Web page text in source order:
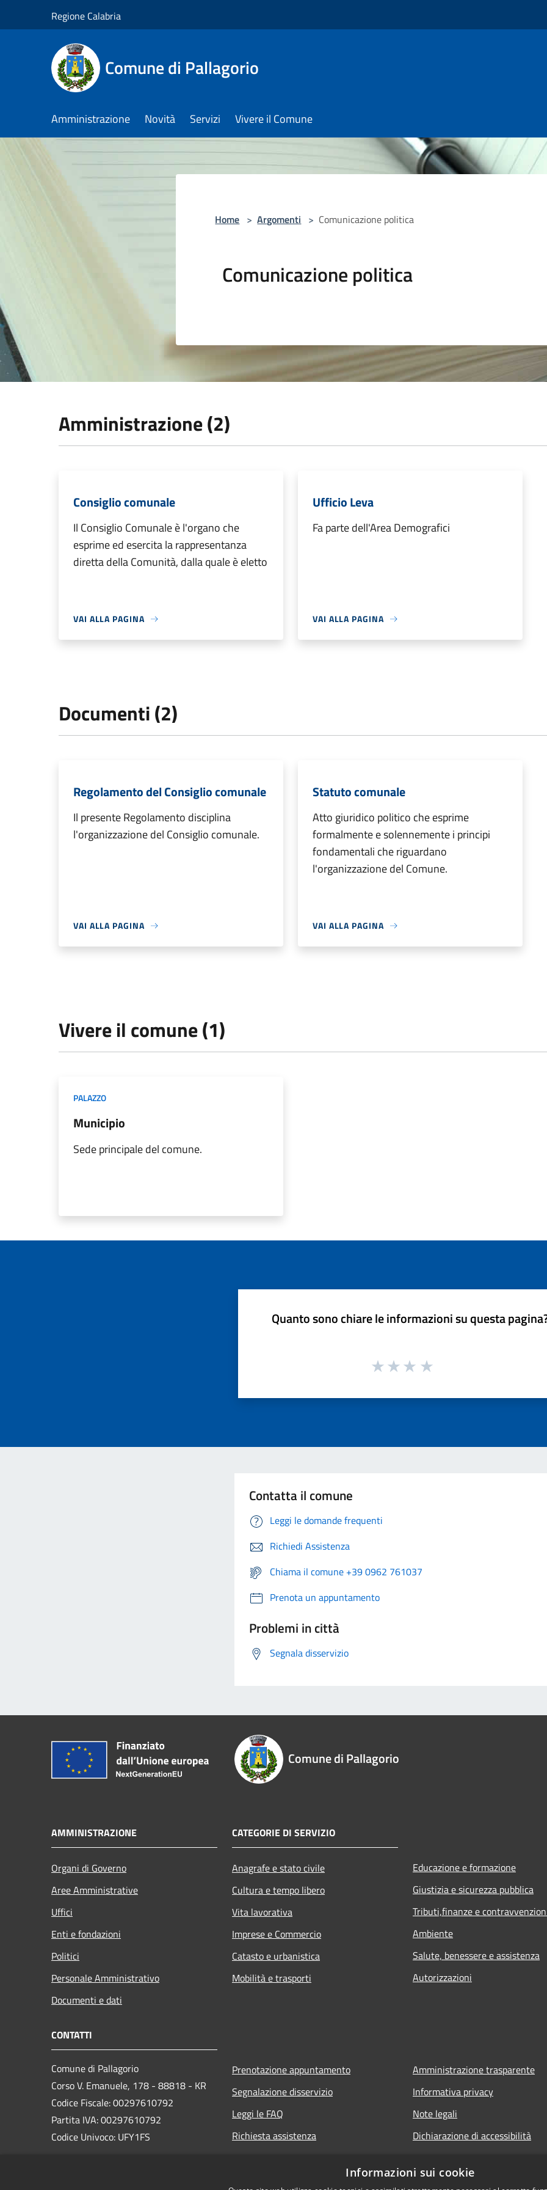
Regione Calabria
Comune di Pallagorio
Amministrazione Novità Servizi Vivere il Comune
Home > Argomenti > Comunicazione politica
Comunicazione politica
Amministrazione (2)
Consiglio comunale
Il Consiglio Comunale è l'organo che
esprime ed esercita la rappresentanza
diretta della Comunità, dalla quale è eletto
VAI ALLA PAGINA
Ufficio Leva
Fa parte dell'Area Demografici
VAI ALLA PAGINA
Documenti (2)
Regolamento del Consiglio comunale
Il presente Regolamento disciplina
l'organizzazione del Consiglio comunale.
VAI ALLA PAGINA
Statuto comunale
Atto giuridico politico che esprime
formalmente e solennemente i principi
fondamentali che riguardano
l'organizzazione del Comune.
VAI ALLA PAGINA
Vivere il comune (1)
PALAZZO
Municipio
Sede principale del comune.
Quanto sono chiare le informazioni su questa
Contatta il comune
Leggi le domande frequenti
Richiedi Assistenza
Chiama il comune +39 0962 761037
Prenota un appuntamento
Problemi in città
Segnala disservizio
Comune di Pallagorio
AMMINISTRAZIONE
Organi di Governo
Aree Amministrative
Uffici
Enti e fondazioni
Politici
Personale Amministrativo
Documenti e dati
CATEGORIE DI SERVIZIO
Anagrafe e stato civile
Cultura e tempo libero
Vita lavorativa
Imprese e Commercio
Catasto e urbanistica
Mobilità e trasporti
Educazione e formazione
Giustizia e sicurezza pubblica
Tributi,finanze e
Ambiente
Salute, benessere e assistenza
Autorizzazioni
CONTATTI
Comune di Pallagorio
Corso V. Emanuele, 178 - 88818 - KR
Codice Fiscale: 00297610792
Partita IVA: 00297610792
Codice Univoco: UFY1FS
Prenotazione appuntamento
Segnalazione disservizio
Leggi le FAQ
Richiesta assistenza
Amministrazione trasparente
Informativa privacy
Note legali
Dichiarazione di accessibilità
Informazioni sui cookie